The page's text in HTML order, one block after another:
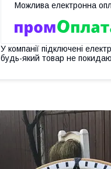
У компанії підключені
будь-який товар не